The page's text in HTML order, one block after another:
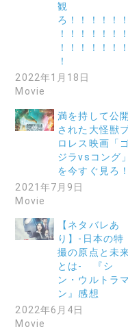
観
ろ！！！！！！
！！！！！！！
！！！！！！！
！
2022年1月18日
Movie
満を持して公開
された大怪獣
ロレス映画「
ジラvsコング」
を今すぐ見ろ！
2021年7月9日
Movie
【ネタバレあ
り】-日本の特
撮の原点と未
とは- 『シ
ン・ウルトラマ
ン』感想
2022年6月4日
Movie